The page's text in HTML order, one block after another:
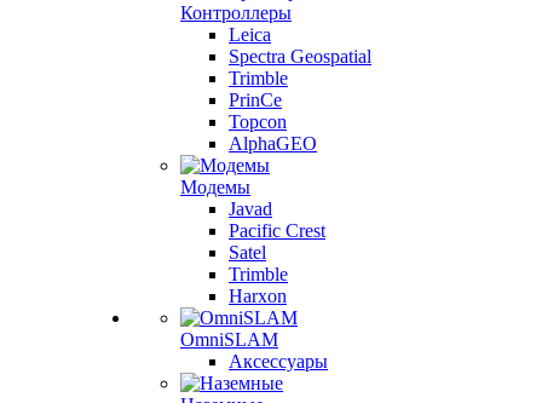
Контроллеры
Leica
Spectra Geospatial
Trimble
PrinCe
Topcon
AlphaGEO
Модемы
Javad
Pacific Crest
Satel
Trimble
Harxon
OmniSLAM
Аксессуары